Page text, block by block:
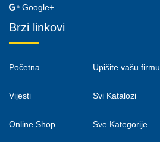
Google+
Brzi linkovi
Početna
Vijesti
Online Shop
Upišite vašu firmu
Svi Katalozi
Sve Kategorije